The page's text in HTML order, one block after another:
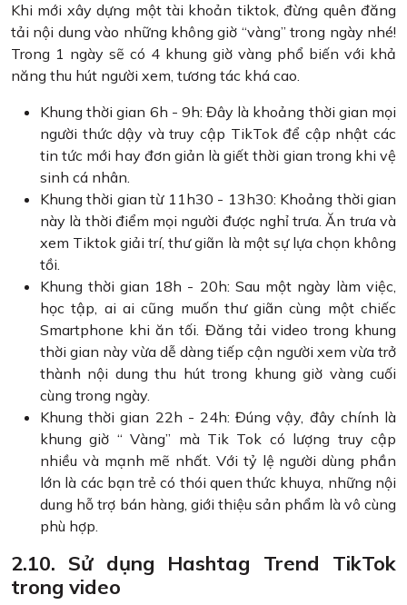
Khi mới xây dựng một tài khoản tiktok, đừng quên đăng
tải nội dung vào những không giờ “vàng” trong ngày nhé!
Trong 1 ngày sẽ có 4 khung giờ vàng phổ biến với khả
năng thu hút người xem, tương tác khá cao.
Khung thời gian 6h - 9h: Đây là khoảng thời gian mọi
người thức dậy và truy cập TikTok để cập nhật các
tin tức mới hay đơn giản là giết thời gian trong khi vệ
sinh cá nhân.
Khung thời gian từ 11h30 - 13h30: Khoảng thời gian
này là thời điểm mọi người được nghỉ trưa. Ăn trưa và
xem Tiktok giải trí, thư giãn là một sự lựa chọn không
tồi.
Khung thời gian 18h - 20h: Sau một ngày làm việc,
học tập, ai ai cũng muốn thư giãn cùng một chiếc
Smartphone khi ăn tối. Đăng tải video trong khung
thời gian này vừa dễ dàng tiếp cận người xem vừa trở
thành nội dung thu hút trong khung giờ vàng cuối
cùng trong ngày.
Khung thời gian 22h - 24h: Đúng vậy, đây chính là
khung giờ “ Vàng” mà Tik Tok có lượng truy cập
nhiều và mạnh mẽ nhất. Với tỷ lệ người dùng phần
lớn là các bạn trẻ có thói quen thức khuya, những nội
dung hỗ trợ bán hàng, giới thiệu sản phẩm là vô cùng
phù hợp.
2.10. Sử dụng Hashtag Trend TikTok
trong video